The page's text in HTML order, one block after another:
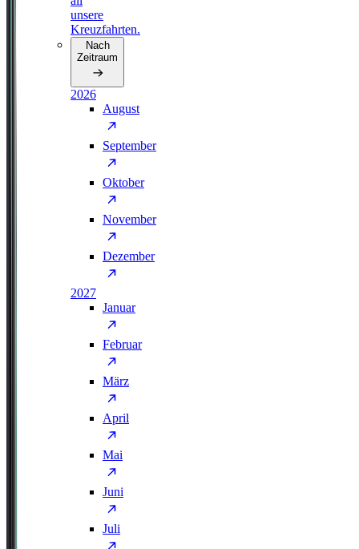
unsere
Kreuzfahrten.
Nach
Zeitraum
2026
August
September
Oktober
November
Dezember
2027
Januar
Februar
März
April
Mai
Juni
Juli